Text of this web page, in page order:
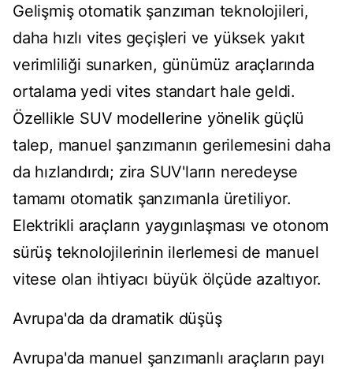
Gelişmiş otomatik şanzıman teknolojileri,
daha hızlı vites geçişleri ve yüksek yakıt
verimliliği sunarken, günümüz araçlarında
ortalama yedi vites standart hale geldi.
Özellikle SUV modellerine yönelik güçlü
talep, manuel şanzımanın gerilemesini daha
da hızlandırdı; zira SUV'ların neredeyse
tamamı otomatik şanzımanla üretiliyor.
Elektrikli araçların yaygınlaşması ve otonom
sürüş teknolojilerinin ilerlemesi de manuel
vitese olan ihtiyacı büyük ölçüde azaltıyor.
Avrupa'da da dramatik düşüş
Avrupa'da manuel şanzımanlı araçların payı